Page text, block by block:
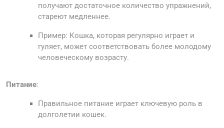
получают достаточное количество упражнений,
стареют медленнее.
Пример: Кошка, которая регулярно играет и
гуляет, может соответствовать более молодому
человеческому возрасту.
Питание:
Правильное питание играет ключевую роль в
долголетии кошек.